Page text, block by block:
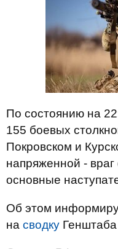
По состоянию на
155 боевых
Покровском и
напряженной -
основные
Об этом
на сводку